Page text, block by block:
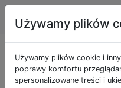
Android
Pytania
Używamy plików
Używamy plików cookie i
poprawy komfortu
spersonalizowane treści i